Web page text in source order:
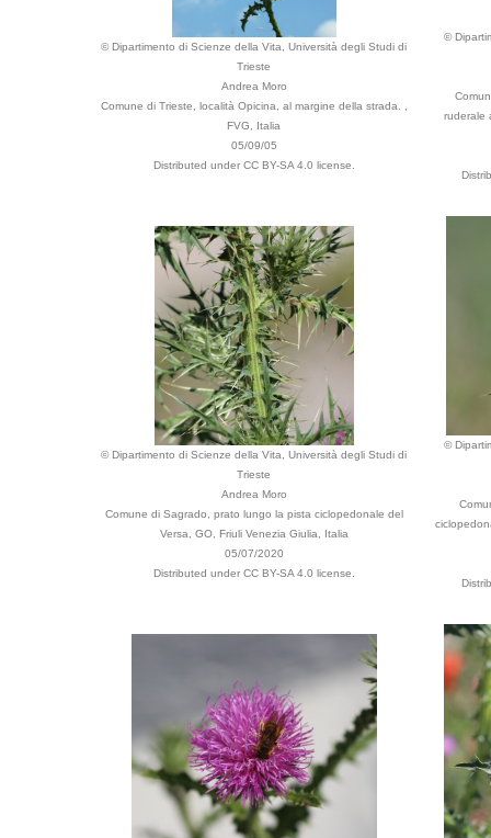
© Dipartimento di Scienze della Vita, Università degli Studi di
Trieste
Andrea Moro
Comune di Trieste, località Opicina, al margine della strada. ,
FVG, Italia
05/09/05
Distributed under CC BY-SA 4.0 license.
©
ruderale
© Dipartimento di Scienze della Vita, Università degli Studi di
Trieste
Andrea Moro
Comune di Sagrado, prato lungo la pista ciclopedonale del
Versa, GO, Friuli Venezia Giulia, Italia
05/07/2020
Distributed under CC BY-SA 4.0 license.
©